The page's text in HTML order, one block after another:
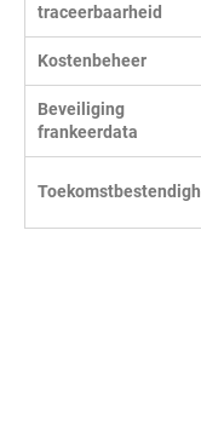
traceerbaarheid
Kostenbeheer
Beveiliging
frankeerdata